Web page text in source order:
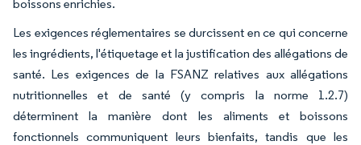
boissons enrichies.
Les exigences réglementaires se durcissent en ce qui concerne
les ingrédients, l'étiquetage et la justification des allégations de
santé. Les exigences de la FSANZ relatives aux allégations
nutritionnelles et de santé (y compris la norme 1.2.7)
déterminent la manière dont les aliments et boissons
fonctionnels communiquent leurs bienfaits, tandis que les